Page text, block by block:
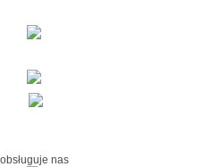
obsługuje nas